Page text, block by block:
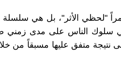
"لحظي الأثر"، بل هي سلسلة
في سلوك الناس على مدى زمني
نتيجة متفق عليها مسبقاً من